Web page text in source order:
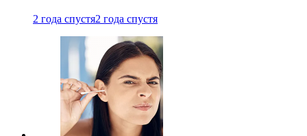
2 года спустя2 года спустя